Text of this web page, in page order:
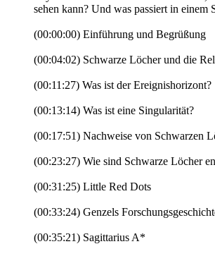
sehen kann? Und was passiert in einem
(00:00:00) Einführung und Begrüßung
(00:04:02) Schwarze Löcher und die
(00:11:27) Was ist der Ereignishorizont?
(00:13:14) Was ist eine Singularität?
(00:17:51) Nachweise von Schwarzen
(00:23:27) Wie sind Schwarze Löcher
(00:31:25) Little Red Dots
(00:33:24) Genzels
(00:35:21) Sagittarius A*